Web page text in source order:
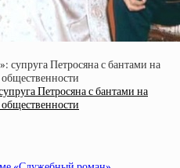
Петросяна с бантами на